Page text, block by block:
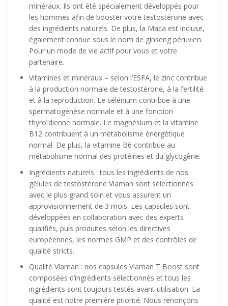
minéraux. Ils ont été spécialement développés pour
les hommes afin de booster votre testostérone avec
des ingrédients naturels. De plus, la Maca est incluse,
également connue sous le nom de ginseng péruvien.
Pour un mode de vie actif pour vous et votre
partenaire.
Vitamines et minéraux – selon l’ESFA, le zinc contribue
à la production normale de testostérone, à la fertilité
et à la reproduction. Le sélénium contribue à une
spermatogenèse normale et à une fonction
thyroïdienne normale. Le magnésium et la vitamine
B12 contribuent à un métabolisme énergétique
normal. De plus, la vitamine B6 contribue au
métabolisme normal des protéines et du glycogène.
Ingrédients naturels : tous les ingrédients de nos
gélules de testostérone Viaman sont sélectionnés
avec le plus grand soin et vous assurent un
approvisionnement de 3 mois. Les capsules sont
développées en collaboration avec des experts
qualifiés, puis produites selon les directives
européennes, les normes GMP et des contrôles de
qualité stricts.
Qualité Viaman : nos capsules Viaman T Boost sont
composées d’ingrédients sélectionnés et tous les
ingrédients sont toujours testés avant utilisation. La
qualité est notre première priorité. Nous renonçons